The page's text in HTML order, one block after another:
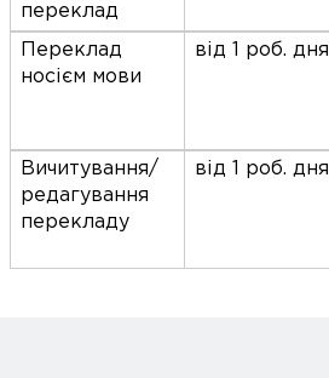
переклад
Переклад
носієм мови
від 1 роб. дня
Вичитування/
редагування
перекладу
від 1 роб. дня